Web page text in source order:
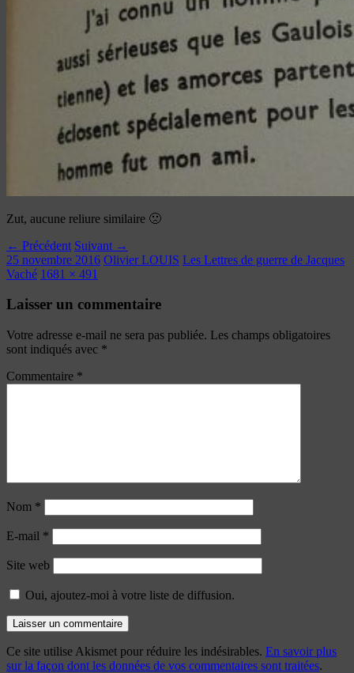
Zut, aucune reliure similaire 🙁
← Précédent Suivant →
25 novembre 2016 Olivier LOUIS Les Lettres de guerre de Jacques
Vaché 1681 × 491
Laisser un commentaire
Votre adresse e-mail ne sera pas publiée. Les champs obligatoires
sont indiqués avec *
Commentaire *
Nom *
E-mail *
Site web
Oui, ajoutez-moi à votre liste de diffusion.
Ce site utilise Akismet pour réduire les indésirables. En savoir plus
sur la façon dont les données de vos commentaires sont traitées.